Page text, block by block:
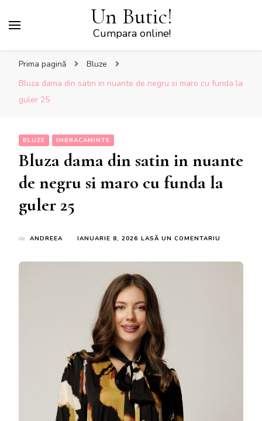
Un Butic!
Cumpara online!
Prima pagină
Bluze
Bluza dama din satin in nuante de negru si maro cu funda la
guler 25
BLUZE IMBRACAMINTE
Bluza dama din satin in nuante
de negru si maro cu funda la
guler 25
de ANDREEA IANUARIE 8, 2026 LASĂ UN COMENTARIU